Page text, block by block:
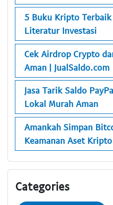
5 Buku Kripto
Literatur Investasi
Cek Airdrop Crypto
Aman | JualSaldo.com
Jasa Tarik Saldo
Lokal Murah Aman
Amankah Simpan
Keamanan Aset Kripto
Categories